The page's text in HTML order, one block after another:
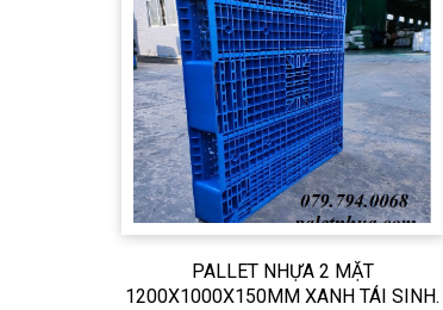
PALLET NHỰA 2 MẶT
1200X1000X150MM XANH TÁI SINH.